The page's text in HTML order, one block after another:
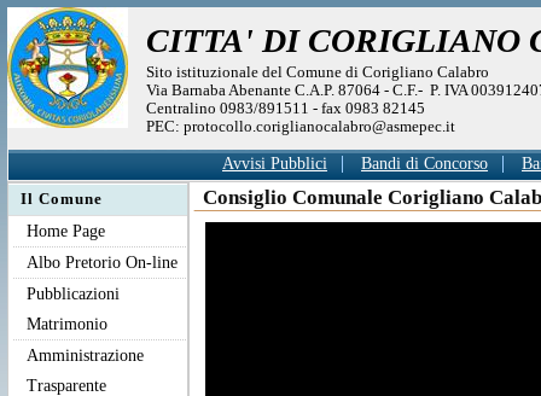
CITTA' DI CORIGLIANO
Sito istituzionale del Comune di Corigliano Calabro
Via Barnaba Abenante C.A.P. 87064 - C.F.- P. IVA
Centralino 0983/891511 - fax 0983 82145
PEC: protocollo.coriglianocalabro@asmepec.it
Avvisi Pubblici Bandi di Concorso
Consiglio Comunale Corigliano
Il Comune
Home Page
Albo Pretorio On-line
Pubblicazioni
Matrimonio
Amministrazione
Trasparente